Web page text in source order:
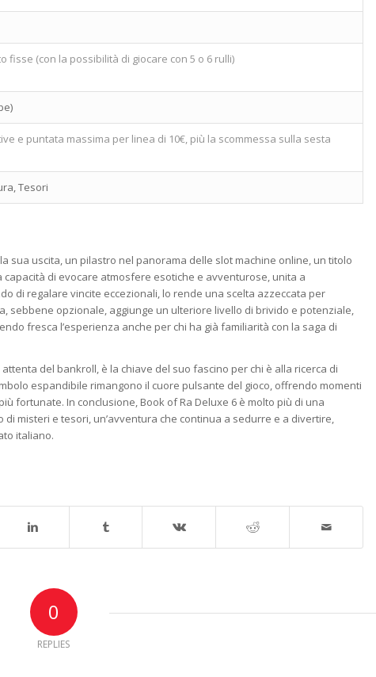
fisse (con la possibilità di giocare con 5 o 6 rulli)
e puntata massima per linea di 10€, più la scommessa sulla sesta
Tesori
sua uscita, un pilastro nel panorama delle slot machine online, un titolo
di evocare atmosfere esotiche e avventurose, unita a
di regalare vincite eccezionali, lo rende una scelta azzeccata per
sebbene opzionale, aggiunge un ulteriore livello di brivido e potenziale,
fresca l’esperienza anche per chi ha già familiarità con la saga di
del bankroll, è la chiave del suo fascino per chi è alla ricerca di
espandibile rimangono il cuore pulsante del gioco, offrendo momenti
fortunate. In conclusione, Book of Ra Deluxe 6 è molto più di una
misteri e tesori, un’avventura che continua a sedurre e a divertire,
italiano.
0
REPLIES